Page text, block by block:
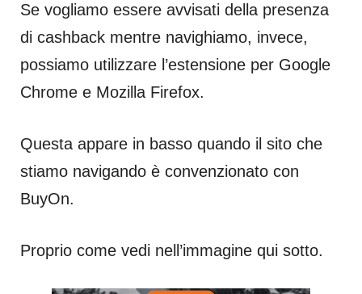
Se vogliamo essere avvisati della presenza
di cashback mentre navighiamo, invece,
possiamo utilizzare l’estensione per Google
Chrome e Mozilla Firefox.
Questa appare in basso quando il sito che
stiamo navigando è convenzionato con
BuyOn.
Proprio come vedi nell’immagine qui sotto.